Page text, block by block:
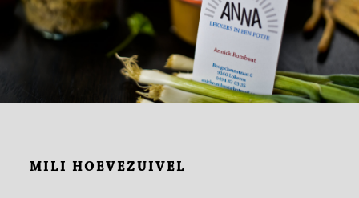
MILI HOEVEZUIVEL